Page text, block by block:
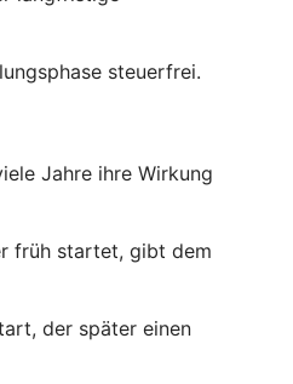
steuerfrei.
Jahre ihre Wirkung
früh startet, gibt dem
der später einen